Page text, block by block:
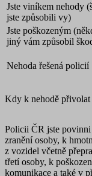
Jste viníkem nehody
jste způsobili vy)
Jste poškozeným
jiný vám způsobil
Nehoda řešená policií
Kdy k nehodě
Policii ČR jste
zranění osoby, k
z vozidel včetně
třetí osoby, k
komunikace a také v